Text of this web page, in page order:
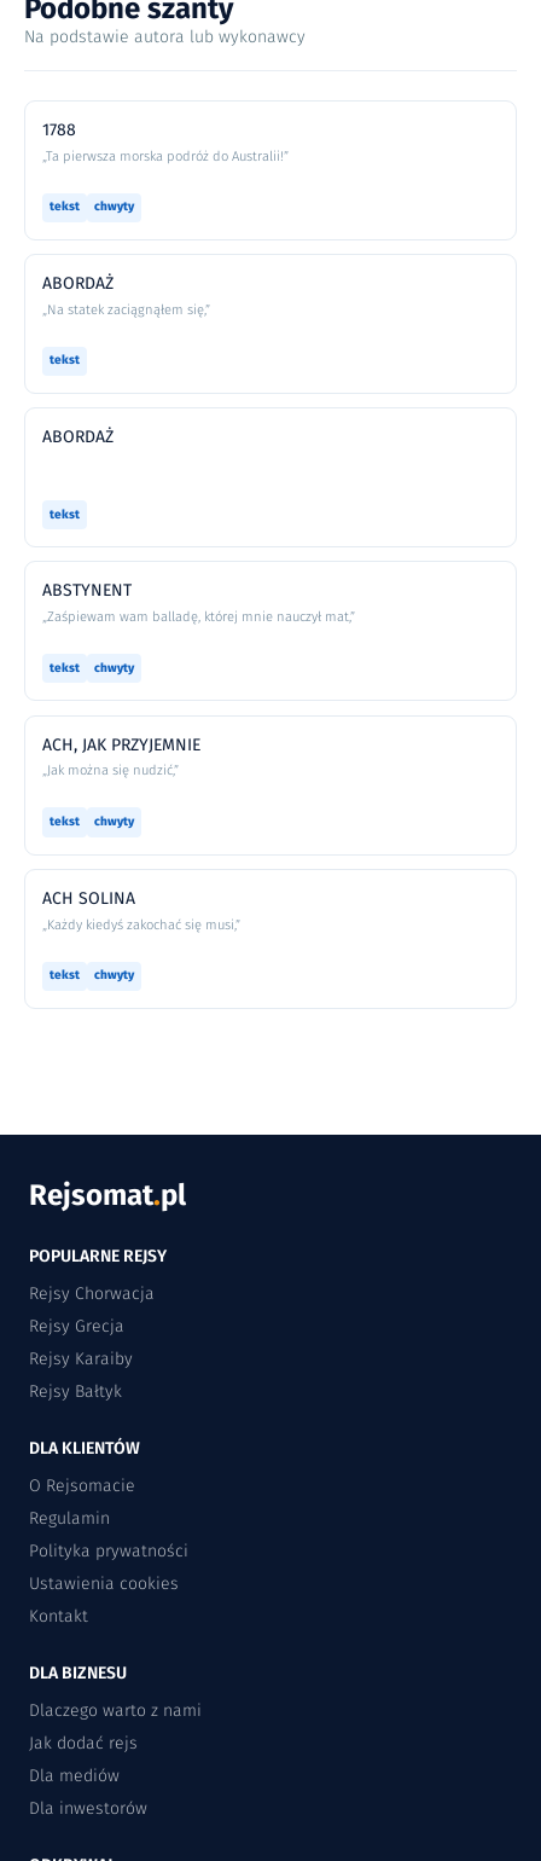
Podobne szanty
Na podstawie autora lub wykonawcy
1788
„Ta pierwsza morska podróż do Australii!”
tekst chwyty
ABORDAŻ
„Na statek zaciągnąłem się,”
tekst
ABORDAŻ
tekst
ABSTYNENT
„Zaśpiewam wam balladę, której mnie nauczył mat,”
tekst chwyty
ACH, JAK PRZYJEMNIE
„Jak można się nudzić,”
tekst chwyty
ACH SOLINA
„Każdy kiedyś zakochać się musi,”
tekst chwyty
Rejsomat.pl
POPULARNE REJSY
Rejsy Chorwacja
Rejsy Grecja
Rejsy Karaiby
Rejsy Bałtyk
DLA KLIENTÓW
O Rejsomacie
Regulamin
Polityka prywatności
Ustawienia cookies
Kontakt
DLA BIZNESU
Dlaczego warto z nami
Jak dodać rejs
Dla mediów
Dla inwestorów